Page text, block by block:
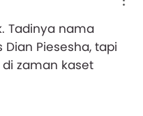
Tadinya nama
Piesesha, tapi
zaman kaset